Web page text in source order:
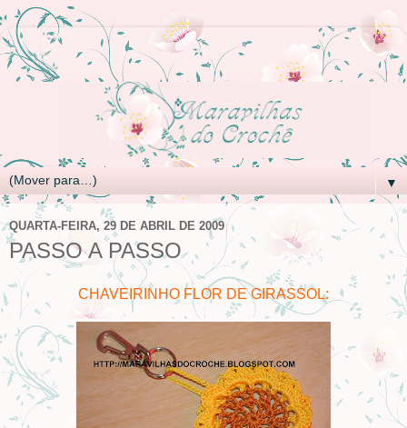
▼
QUARTA-FEIRA, 29 DE ABRIL DE 2009
PASSO A PASSO
CHAVEIRINHO FLOR DE GIRASSOL: